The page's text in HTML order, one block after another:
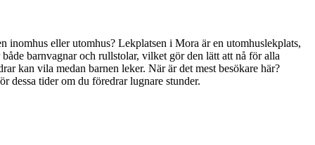
inomhus eller utomhus? Lekplatsen i Mora är en utomhuslekplats,
barnvagnar och rullstolar, vilket gör den lätt att nå för alla
kan vila medan barnen leker. När är det mest besökare här?
dessa tider om du föredrar lugnare stunder.